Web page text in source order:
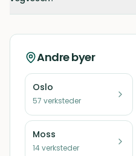
Andre byer
Oslo
57 verksteder
Moss
14verksteder